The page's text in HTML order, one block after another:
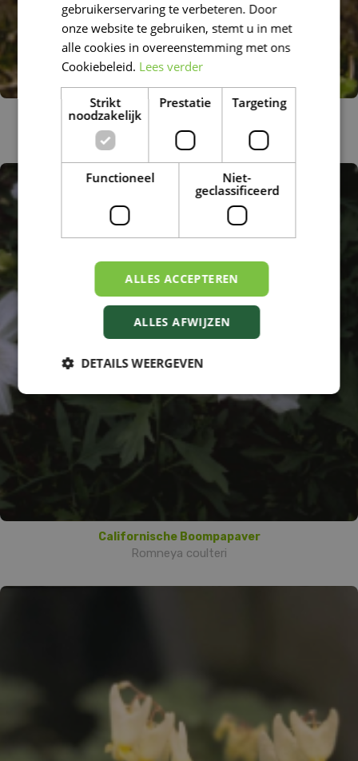
Sanguinaria canadensis
Californische Boompapaver
Romneya coulteri
gebruikerservaring te verbeteren. Door
onze website te gebruiken, stemt u in met
alle cookies in overeenstemming met ons
Cookiebeleid. Lees verder
Strikt
noodzakelijk
Prestatie Targeting
Functioneel
Niet-
geclassificeerd
ALLES ACCEPTEREN
ALLES AFWIJZEN
DETAILS WEERGEVEN